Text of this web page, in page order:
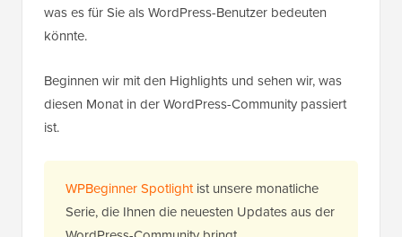
was es für Sie als WordPress-Benutzer bedeuten
könnte.
Beginnen wir mit den Highlights und sehen wir, was
diesen Monat in der WordPress-Community passiert
ist.
WPBeginner Spotlightist unsere monatliche
Serie, die Ihnen die neuesten Updates aus der